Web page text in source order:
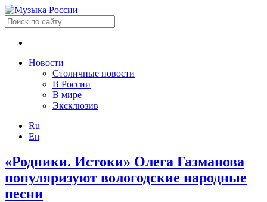
Новости
Столичные новости
В России
В мире
Эксклюзив
Ru
En
«Родники. Истоки» Олега Газманова
популяризуют вологодские народные
песни